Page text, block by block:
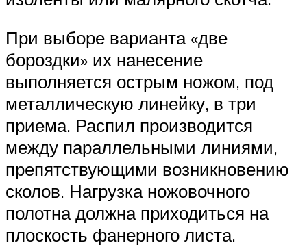
При выборе варианта «две
бороздки» их нанесение
выполняется острым ножом, под
металлическую линейку, в три
приема. Распил производится
между параллельными линиями,
препятствующими возникновению
сколов. Нагрузка ножовочного
полотна должна приходиться на
плоскость фанерного листа.